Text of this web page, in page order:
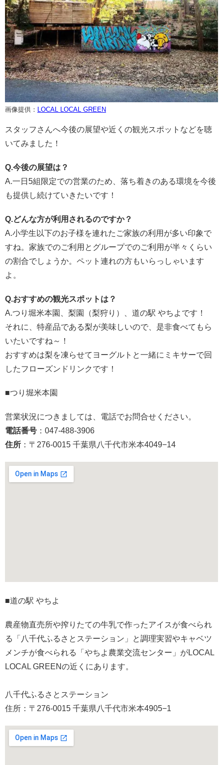
画像提供： LOCAL LOCAL GREEN
スタッフさんへ今後の展望や近くの観光スポットなどを聴
いてみました！
Q.今後の展望は？
A.一日5組限定での営業のため、落ち着きのある環境を今後
も提供し続けていきたいです！
Q.どんな方が利用されるのですか？
A.小学生以下のお子様を連れたご家族の利用が多い印象で
すね。家族でのご利用とグループでのご利用が半々くらい
の割合でしょうか。ペット連れの方もいらっしゃいます
よ。
Q.おすすめの観光スポットは？
A.つり堀米本園、梨園（梨狩り）、道の駅 やちよです！
それに、特産品である梨が美味しいので、是非食べてもら
いたいですね～！
おすすめは梨を凍らせてヨーグルトと一緒にミキサーで回
したフローズンドリンクです！
■つり堀米本園
営業状況につきましては、電話でお問合せください。
電話番号 ：047-488-3906
住所 ：〒276-0015 千葉県八千代市米本4049−14
■道の駅 やちよ
農産物直売所や搾りたての牛乳で作ったアイスが食べられ
る「八千代ふるさとステーション」と調理実習やキャベツ
メンチが食べられる「やちよ農業交流センター」がLOCAL
LOCAL GREENの近くにあります。
八千代ふるさとステーション
住所：〒276-0015 千葉県八千代市米本4905−1